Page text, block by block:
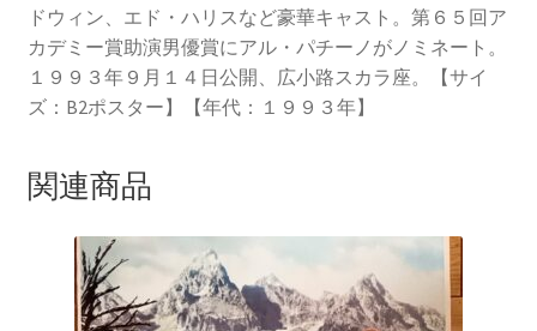
ドウィン、エド・ハリスなど豪華キャスト。第６５回ア
カデミー賞助演男優賞にアル・パチーノがノミネート。
１９９３年９月１４日公開、広小路スカラ座。【サイ
ズ：B2ポスター】【年代：１９９３年】
関連商品